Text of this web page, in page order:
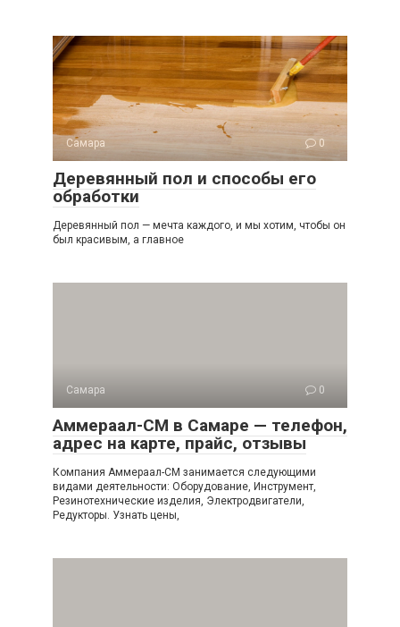
Самара 0
Деревянный пол и способы его
обработки
Деревянный пол — мечта каждого, и мы хотим, чтобы он
был красивым, а главное
Самара 0
Аммераал-СМ в Самаре — телефон,
адрес на карте, прайс, отзывы
Компания Аммераал-СМ занимается следующими
видами деятельности: Оборудование, Инструмент,
Резинотехнические изделия, Электродвигатели,
Редукторы. Узнать цены,